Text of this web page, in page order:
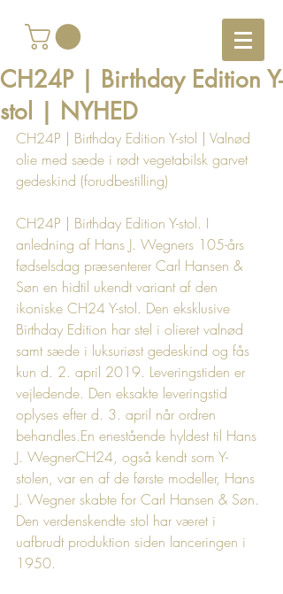
CH24P | Birthday Edition Y-
stol | NYHED
CH24P | Birthday Edition Y-stol | Valnød
olie med sæde i rødt vegetabilsk garvet
gedeskind (forudbestilling)
CH24P | Birthday Edition Y-stol. I
anledning af Hans J. Wegners 105-års
fødselsdag præsenterer Carl Hansen &
Søn en hidtil ukendt variant af den
ikoniske CH24 Y-stol. Den eksklusive
Birthday Edition har stel i olieret valnød
samt sæde i luksuriøst gedeskind og fås
kun d. 2. april 2019. Leveringstiden er
vejledende. Den eksakte leveringstid
oplyses efter d. 3. april når ordren
behandles.En enestående hyldest til Hans
J. WegnerCH24, også kendt som Y-
stolen, var en af de første modeller, Hans
J. Wegner skabte for Carl Hansen & Søn.
Den verdenskendte stol har været i
uafbrudt produktion siden lanceringen i
1950.